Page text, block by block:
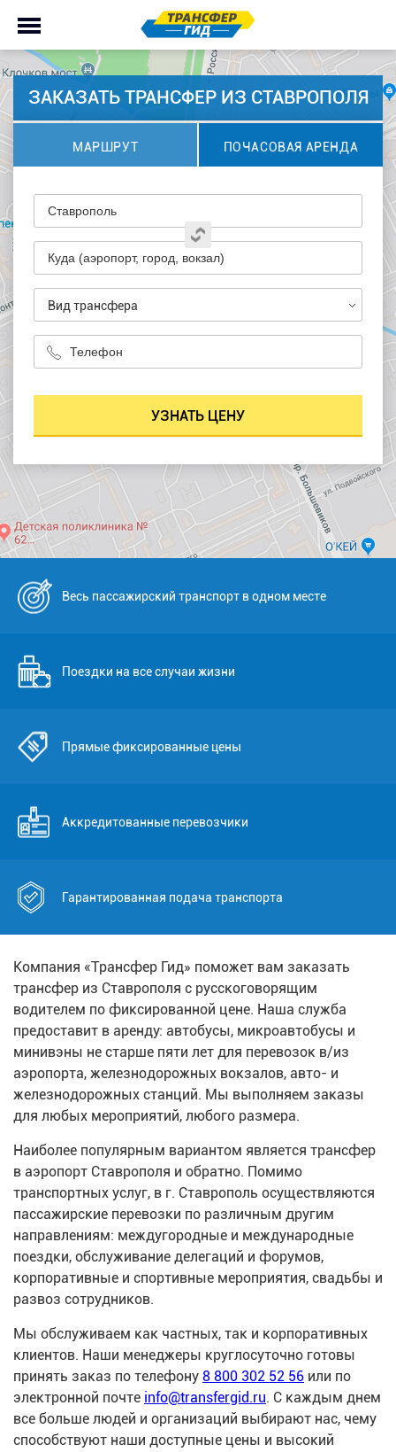
ЗАКАЗАТЬ ТРАНСФЕР ИЗ СТАВРОПОЛЯ
МАРШРУТ ПОЧАСОВАЯ АРЕНДА
Вид трансфера
Весь пассажирский транспорт в одном месте
Поездки на все случаи жизни
Прямые фиксированные цены
Аккредитованные перевозчики
Гарантированная подача транспорта
Компания «Трансфер Гид» поможет вам заказать
трансфер из Ставрополя с русскоговорящим
водителем по фиксированной цене. Наша служба
предоставит в аренду: автобусы, микроавтобусы и
минивэны не старше пяти лет для перевозок в/из
аэропорта, железнодорожных вокзалов, авто- и
железнодорожных станций. Мы выполняем заказы
для любых мероприятий, любого размера.
Наиболее популярным вариантом является трансфер
в аэропорт Ставрополя и обратно. Помимо
транспортных услуг, в г. Ставрополь осуществляются
пассажирские перевозки по различным другим
направлениям: междугородные и международные
поездки, обслуживание делегаций и форумов,
корпоративные и спортивные мероприятия, свадьбы и
развоз сотрудников.
Мы обслуживаем как частных, так и корпоративных
клиентов. Наши менеджеры круглосуточно готовы
принять заказ по телефону 8 800 302 52 56 или по
электронной почте info@transfergid.ru. С каждым днем
все больше людей и организаций выбирают нас, чему
способствуют наши доступные цены и высокий